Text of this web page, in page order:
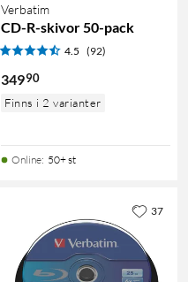
Verbatim
CD-R-skivor 50-pack
4.5 (92)
34990
Finns i 2 varianter
Online: 50+ st
37